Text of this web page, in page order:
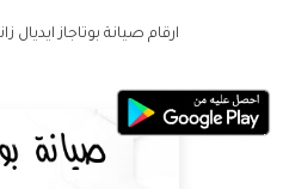
ارقام صيانة بوتاجاز